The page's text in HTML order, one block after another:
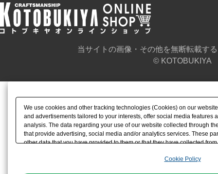
当サイトの画像・その他を無断転載す
© KOTOBUKIYA
We use cookies and other tracking technologies (Cookies) on our
and advertisements tailored to your interests, offer social media features
analysis. The data regarding your use of our website collected through
that provide advertising, social media and/or analytics services. These
other data that you have provided to them or that they have collected
the use of all Cookies except for Strictly Necessary Cookies, please
Cookie Policy